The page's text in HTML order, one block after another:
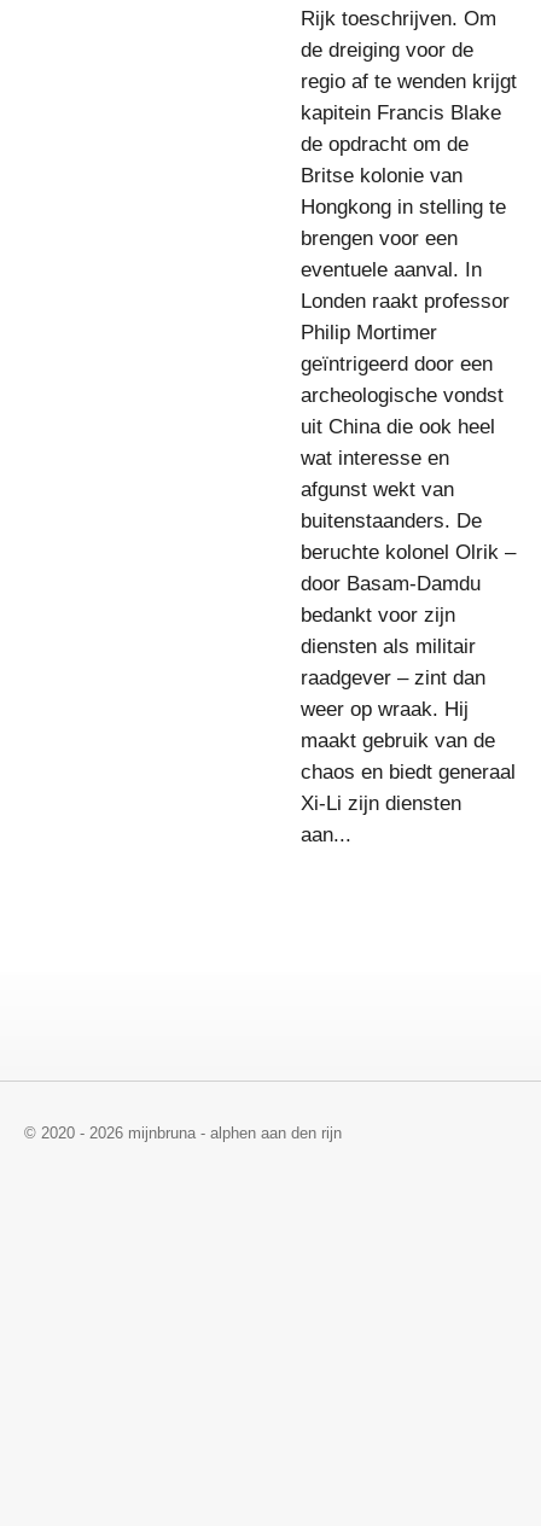
Rijk toeschrijven. Om
de dreiging voor de
regio af te wenden krijgt
kapitein Francis Blake
de opdracht om de
Britse kolonie van
Hongkong in stelling te
brengen voor een
eventuele aanval. In
Londen raakt professor
Philip Mortimer
geïntrigeerd door een
archeologische vondst
uit China die ook heel
wat interesse en
afgunst wekt van
buitenstaanders. De
beruchte kolonel Olrik –
door Basam-Damdu
bedankt voor zijn
diensten als militair
raadgever – zint dan
weer op wraak. Hij
maakt gebruik van de
chaos en biedt generaal
Xi-Li zijn diensten
aan...
© 2020 - 2026 mijnbruna - alphen aan den rijn